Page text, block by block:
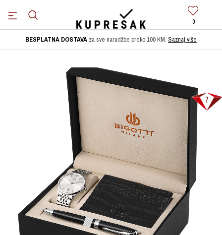
0
BESPLATNA DOSTAVA za sve narudžbe preko 100 KM. Saznaj više